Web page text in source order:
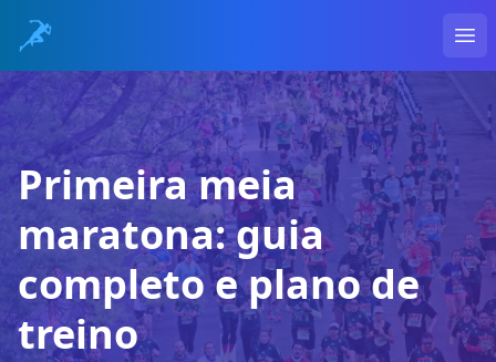
Primeira meia
maratona: guia
completo e plano de
treino